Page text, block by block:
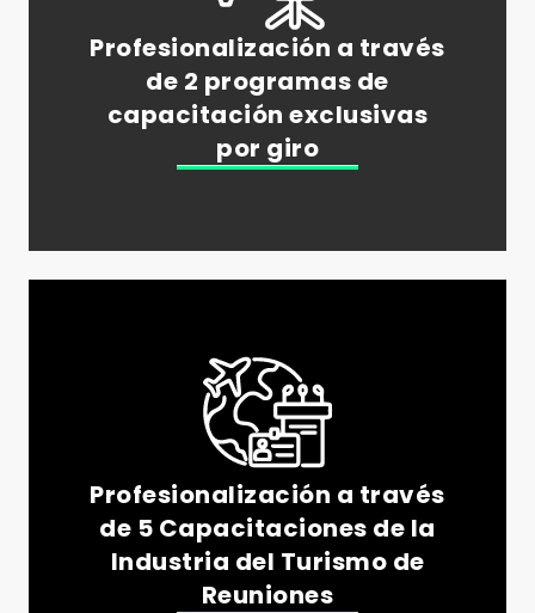
Profesionalización a través
de 2 programas de
capacitación exclusivas
por giro
Profesionalización a través
de 5 Capacitaciones de la
Industria del Turismo de
Reuniones